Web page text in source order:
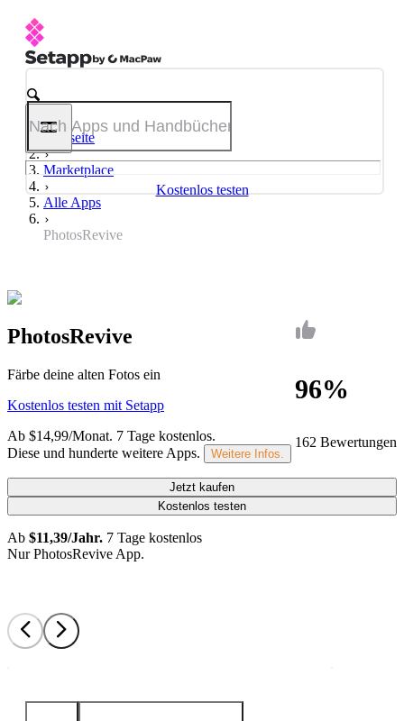
Kostenlos testen
Startseite
Marketplace
Alle Apps
PhotosRevive
96%
162 Bewertungen
PhotosRevive
Färbe deine alten Fotos ein
Kostenlos testen mit Setapp
Ab $14,99/Monat. 7 Tage kostenlos.
Diese und hunderte weitere Apps.
Weitere Infos.
Jetzt kaufen
Kostenlos testen
Ab $11,39/Jahr. 7 Tage kostenlos
Nur PhotosRevive App.